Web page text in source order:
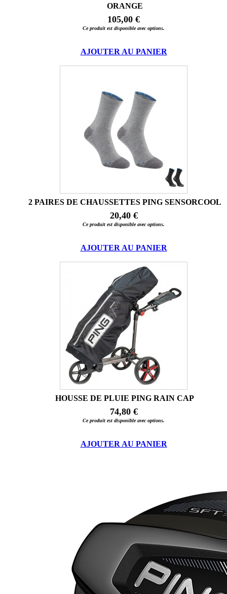
ORANGE
105,00 €
Ce produit est disponible avec options.
AJOUTER AU PANIER
2 PAIRES DE CHAUSSETTES PING SENSORCOOL
20,40 €
Ce produit est disponible avec options.
AJOUTER AU PANIER
HOUSSE DE PLUIE PING RAIN CAP
74,80 €
Ce produit est disponible avec options.
AJOUTER AU PANIER